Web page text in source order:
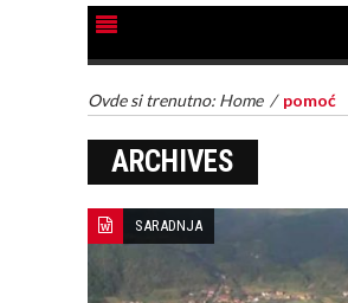
Ovde si trenutno: Home / pomoć
ARCHIVES
SARADNJA